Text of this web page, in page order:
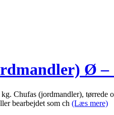
Ø –
Chufas (jordmandler), tørrede
bearbejdet som ch (Læs mere)